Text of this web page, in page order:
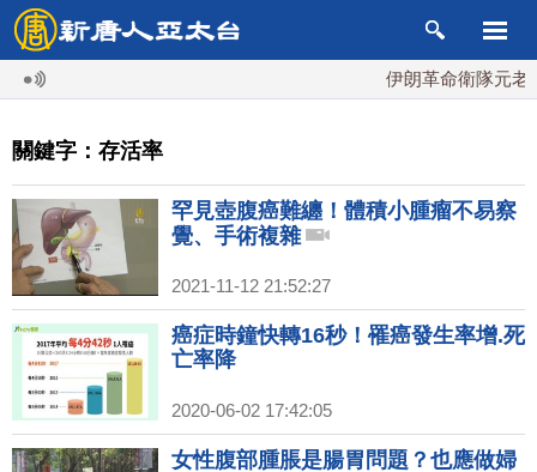
伊朗革命衛隊元老
關鍵字：存活率
罕見壺腹癌難纏！體積小腫瘤不易察
覺、手術複雜
2021-11-12 21:52:27
癌症時鐘快轉16秒！罹癌發生率增.死
亡率降
2020-06-02 17:42:05
女性腹部腫脹是腸胃問題？也應做婦